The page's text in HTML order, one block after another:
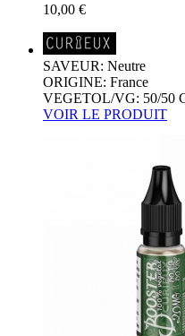
10,00 €
SAVEUR: Neutre
ORIGINE: France
VEGETOL/VG: 50/50
VOIR LE PRODUIT